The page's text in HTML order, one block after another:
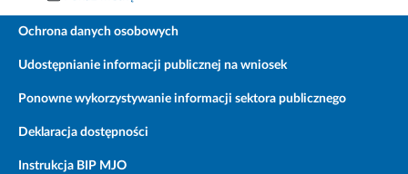
Ochrona danych osobowych
Udostępnianie informacji publicznej na wniosek
Ponowne wykorzystywanie informacji sektora publicznego
Deklaracja dostępności
Instrukcja BIP MJO